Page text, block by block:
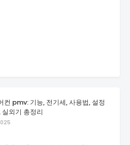
컨 pmv: 기능, 전기세, 사용법, 설정
실외기 총정리